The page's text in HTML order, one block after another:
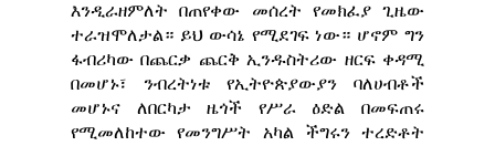
እንዲራዘምለት በጠየቀው መሰረት የመክፈያ ጊዜው
ተራዝሞለታል። ይህ ውሳኔ የሚደገፍ ነው። ሆኖም ግን
ፋብሪካው በጨርቃ ጨርቅ ኢንዱስትሪው ዘርፍ ቀዳሚ
በመሆኑ፣ ንብረትነቱ የኢትዮጵያውያን ባለሀብቶች
መሆኑና ለበርካታ ዜጎች የሥራ ዕድል በመፍጠሩ
የሚመለከተው የመንግሥት አካል ችግሩን ተረድቶት